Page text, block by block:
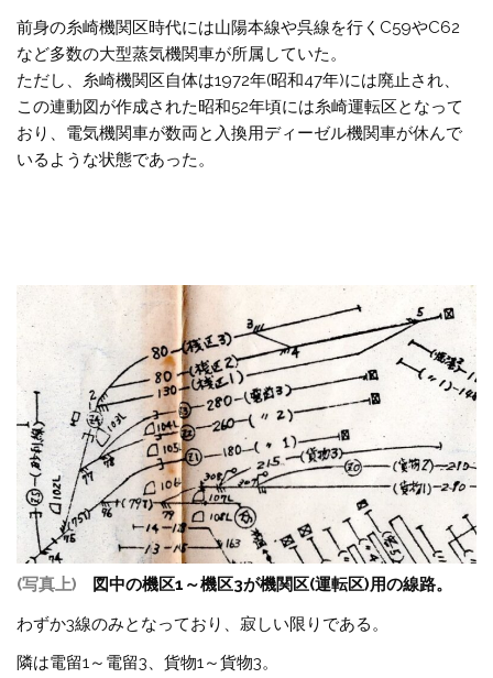
前身の糸崎機関区時代には山陽本線や呉線を行くC59やC62
など多数の大型蒸気機関車が所属していた。
ただし、糸崎機関区自体は1972年(昭和47年)には廃止され、
この連動図が作成された昭和52年頃には糸崎運転区となって
おり、電気機関車が数両と入換用ディーゼル機関車が休んで
いるような状態であった。
(写真上)
図中の機区1～機区3が機関区(運転区)用の線路。
わずか3線のみとなっており、寂しい限りである。
隣は電留1～電留3、貨物1～貨物3。